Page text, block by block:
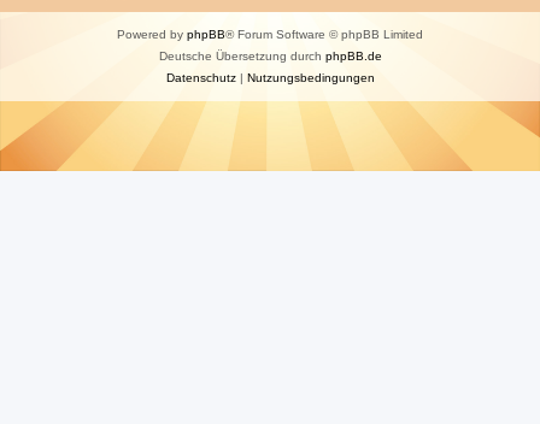
Powered by phpBB® Forum Software © phpBB Limited
Deutsche Übersetzung durch phpBB.de
Datenschutz| Nutzungsbedingungen